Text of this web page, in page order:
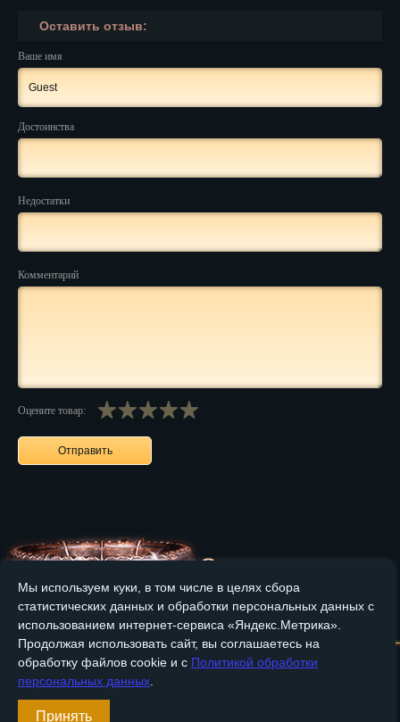
Липецк
Магадан
Магас
Майкоп
Махачкала
Мурманск
Нарьян-Мар
Норильск
Омск
Оставить отзыв:
Ваше имя
Достоинства
Недостатки
Комментарий
Оцените товар:
Мы используем куки, в том числе в целях сбора
статистических данных и обработки персональных данных с
использованием интернет-сервиса «Яндекс.Метрика».
Продолжая использовать сайт, вы соглашаетесь на
обработку файлов cookie и с Политикой обработки
персональных данных.
Принять
О компании Медные изделия Бронзовые изделия
Доставка и оплата
Вход